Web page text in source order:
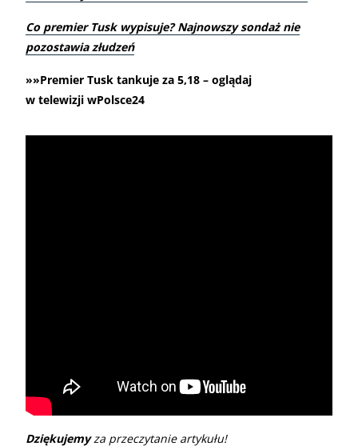
Co premier Tusk wypisuje? Najnowszy sondaż nie
pozostawia złudzeń
»»Premier Tusk tankuje za 5,18 – oglądaj
w telewizji wPolsce24
Dziękujemyza przeczytanie artykułu!